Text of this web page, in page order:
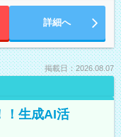
詳細へ
掲載日：2026.08.07
！生成AI活